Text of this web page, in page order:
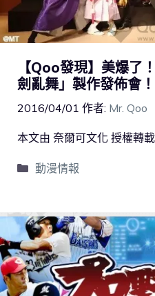
【Qoo發現】美爆了
劍亂舞」製作發佈會！
2016/04/01 作者: Mr. Qoo
本文由 奈爾可文化 授權轉
動漫情報